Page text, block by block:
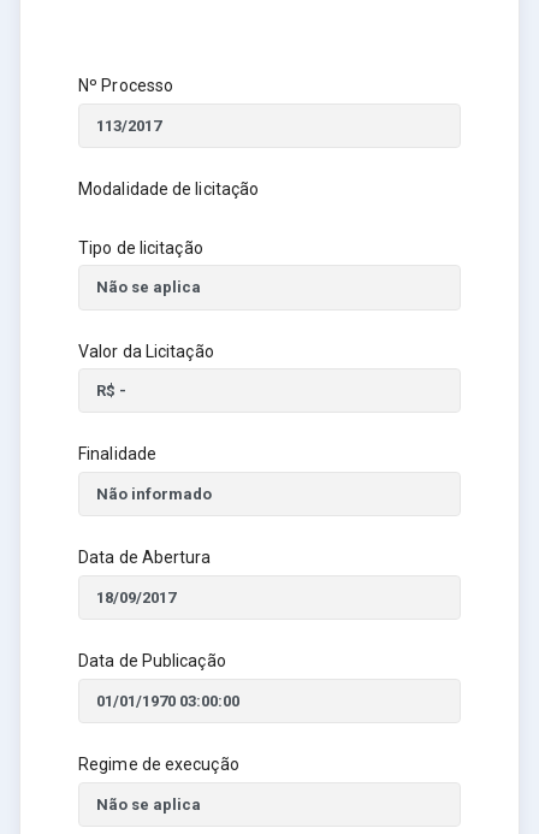
Nº Processo
Modalidade de licitação
Tipo de licitação
Valor da Licitação
Finalidade
Data de Abertura
Data de Publicação
Regime de execução